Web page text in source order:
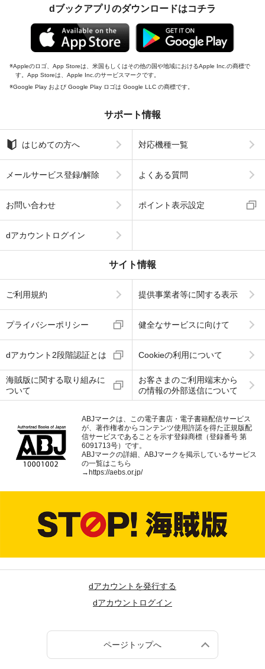
dブックアプリのダウンロードはコチラ
Appleのロゴ、App Storeは、米国もしくはその他の国や地域におけるApple Inc.の商標で
す。App Storeは、Apple Inc.のサービスマークです。
Google Play および Google Play ロゴは Google LLC の商標です。
サポート情報
はじめての方へ 対応機種一覧
メールサービス登録/解除 よくある質問
お問い合わせ ポイント表示設定
dアカウントログイン
サイト情報
ご利用規約 提供事業者等に関する表示
プライバシーポリシー 健全なサービスに向けて
dアカウント2段階認証とは Cookieの利用について
海賊版に関する取り組みに
ついて
お客さまのご利用端末から
の情報の外部送信について
ABJマークは、この電子書店・電子書籍配信サービス
が、著作権者からコンテンツ使用許諾を得た正規版配
信サービスであることを示す登録商標（登録番号 第
6091713号）です。
ABJマークの詳細、ABJマークを掲示しているサービス
の一覧はこちら
→ https://aebs.or.jp/
dアカウントを発行する
dアカウントログイン
ページトップへ